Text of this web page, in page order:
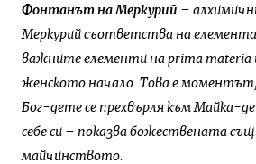
Фонтанът на Меркурий –
Меркурий съответства на
важните елементи на prima materia
женското начало. Това е
Бог-дете се прехвърля към Майка-
себе си – показва божествената
майчинството.